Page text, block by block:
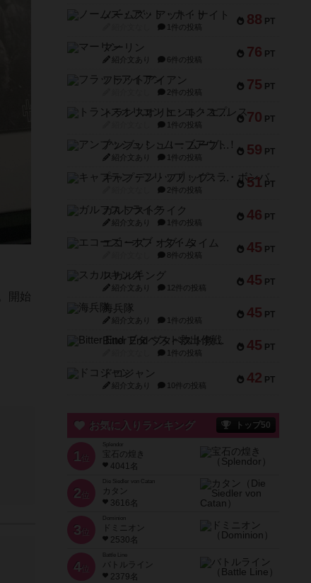
開始
88 PT
ノームズ・アット・ナイト
1件の投稿
76 PT
マーリン
紹介文あり 6件の投稿
75 PT
フラットアイアン
2件の投稿
70 PT
トランスオリエント・エクスプレス
1件の投稿
59 PT
アンブッシュ！：ムーブアウト！
紹介文あり 1件の投稿
51 PT
キャプテン・フリップ：イスラ・ボンバ
2件の投稿
46 PT
ガルフストライク
紹介文あり 1件の投稿
45 PT
エコーズ・オブ・タイム
8件の投稿
45 PT
スカルキング
紹介文あり 12件の投稿
45 PT
海兵隊
紹介文あり 1件の投稿
45 PT
Bitter End ブタペスト救出作戦
1件の投稿
42 PT
ドコジャン
紹介文あり 10件の投稿
お気に入りランキング トップ50
1 位
宝石の煌き
4041名
2 位
Die Siedler von Catan
カタン
3616名
3 位
ドミニオン
2530名
4位
Battle Line
バトルライン
2379名